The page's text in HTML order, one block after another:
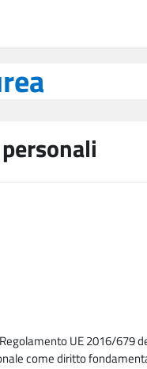
UE 2016/679
come diritto